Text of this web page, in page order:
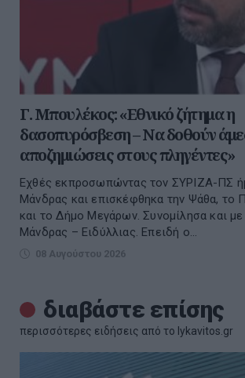
Γ. Μπουλέκος: «Εθνικό ζήτημα η
δασοπυρόσβεση – Να δοθούν
αποζημιώσεις στους πληγέντες»
Εχθές εκπροσωπώντας τον ΣΥΡΙΖΑ-ΠΣ
Μάνδρας και επισκέφθηκα την Ψάθα, το
και το Δήμο Μεγάρων. Συνομίλησα και
Μάνδρας – Ειδύλλιας. Επειδή ο...
08 Αυγούστου 2026
διαβάστε επίσης
περισσότερες ειδήσεις από το lykavitos.gr